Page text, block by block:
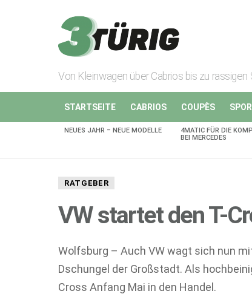
Von Kleinwagen über Cabrios bis zu
STARTSEITE CABRIOS COUPÈS
AKTUELLES
NEUES JAHR – NEUE MODELLE
4MATIC FÜR DIE
BEI MERCEDES
RATGEBER
VW startet den T-
Wolfsburg – Auch VW wagt sich nun
Dschungel der Großstadt. Als
Cross Anfang Mai in den Handel.